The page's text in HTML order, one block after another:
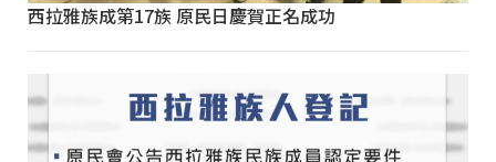
西拉雅族成第17族 原民日慶賀正名成功